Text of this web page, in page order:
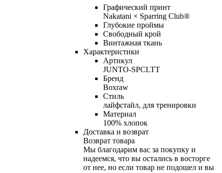
Графический принт
Nakatani × Sparring Club®
Глубокие проймы
Свободный крой
Винтажная ткань
Характеристики
Артикул
JUNTO-SPCLTT
Бренд
Boxraw
Стиль
лайфстайл, для тренировки
Материал
100% хлопок
Доставка и возврат
Возврат товара
Мы благодарим вас за покупку и
надеемся, что вы остались в восторге
от нее, но если товар не подошел и вы